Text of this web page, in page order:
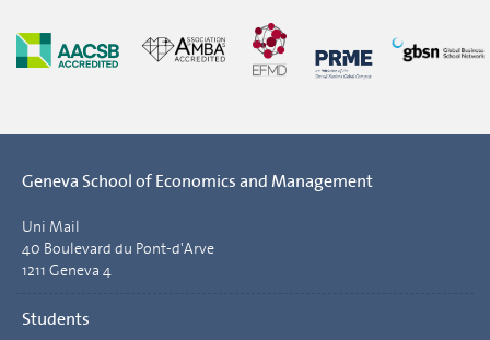
Geneva School of Economics and Management
Uni Mail
40 Boulevard du Pont-d'Arve
1211 Geneva 4
Students